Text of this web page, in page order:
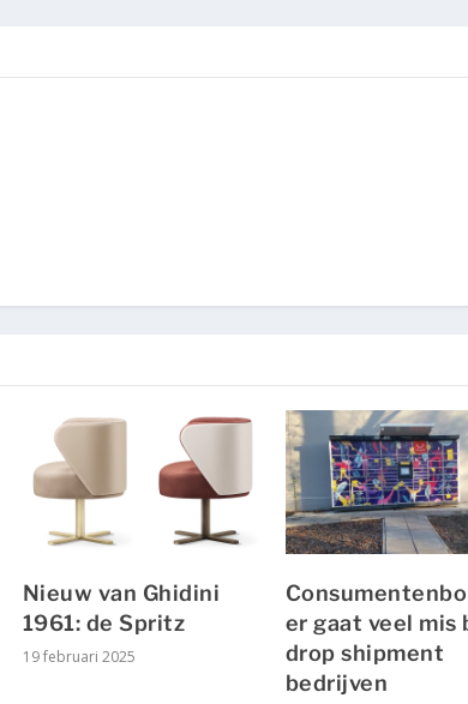
Nieuw van Ghidini
1961: de Spritz
19 februari 2025
er gaat veel mis
drop shipment
bedrijven